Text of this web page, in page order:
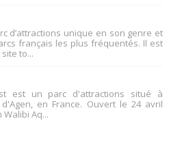
d’attractions unique en son genre et
français les plus fréquentés. Il est
to...
est un parc d'attractions situé à
en France. Ouvert le 24 avril
Walibi Aq...